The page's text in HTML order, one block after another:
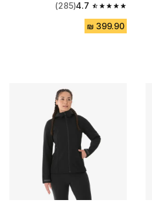
4.7
4.7 out of 5 stars from 285 reviews
(285)